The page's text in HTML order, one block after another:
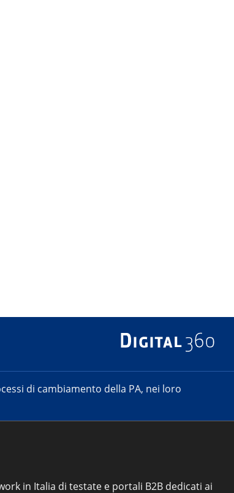
di cambiamento della PA, nei loro
in Italia di testate e portali B2B dedicati ai